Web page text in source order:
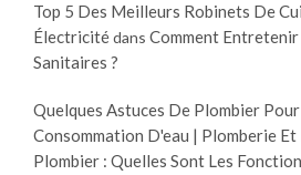
Top 5 Des Meilleurs Robinets De
Électricitédans Comment
Sanitaires ?
Quelques Astuces De Plombier Pour
Consommation D'eau | Plomberie
Plombier : Quelles Sont Les